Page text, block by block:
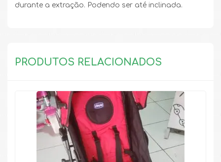
durante a extração. Podendo ser até inclinada.
PRODUTOS RELACIONADOS